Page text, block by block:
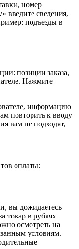
номер
введите сведения,
подъезды в
позиции заказа,
Нажмите
информацию
повторить к вводу
вам не подходят,
оплаты:
вы дожидаетесь
товар в рублях.
осмотреть на
условиям.